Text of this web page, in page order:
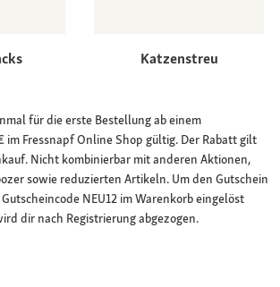
Katzenstreu
für die erste Bestellung ab einem
im Fressnapf Online Shop gültig. Der Rabatt gilt
Nicht kombinierbar mit anderen Aktionen,
sowie reduzierten Artikeln. Um den Gutschein
NEU12 im Warenkorb eingelöst
dir nach Registrierung abgezogen.